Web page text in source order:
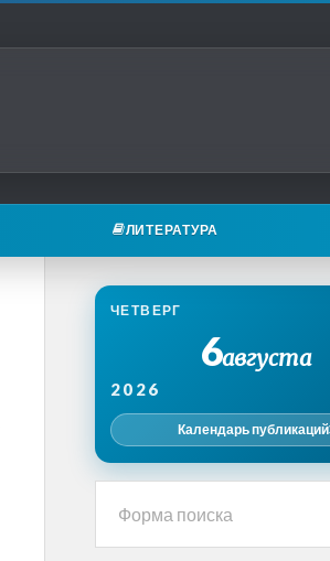
ЛИТЕРАТУРА
ЧЕТВЕРГ
6августа
2026
Календарь публикаций